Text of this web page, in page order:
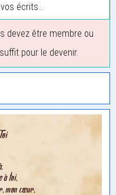
écrits...
devez être membre ou
pour le devenir.